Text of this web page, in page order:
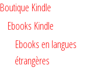
Boutique Kindle
Ebooks Kindle
Ebooks en langues
étrangères